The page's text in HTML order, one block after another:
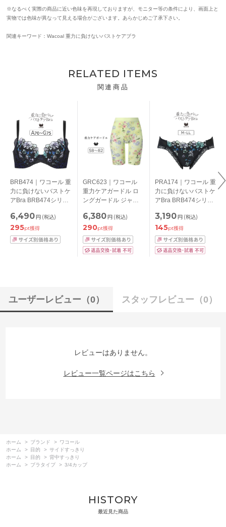
※なるべく実際の商品に近い色味を再現しておりますが、モニター等の条件により、画面上と
実物では色味が異なって見える場合がございます。あらかじめご了承下さい。
関連キーワード：Wacoal 重力に負けないバストケアブラ
RELATED ITEMS
関連商品
BRB474｜ワコール 重
力に負けないバストケ
アBra BRB474シリー
G/65-85
6,490円 (税込)
295pt獲得
GRC623｜ワコール
重力ケアガードル ロ
ングガードル ジャス
58/64/70/76/82
6,380円 (税込)
290pt獲得
PRA174｜ワコール 重
力に負けないバストケ
アBra BRB474シリー
ーツ M-LL
3,190円 (税込)
145pt獲得
ユーザーレビュー （0） スタッフレビュー （0）
レビューはありません。
レビュー一覧ページはこちら
ホーム > ブランド > ワコール
ホーム
> 目的 > サイドすっきり
ホーム
> 目的 > 背中すっきり
ホーム
> ブラタイプ > 3/4カップ
HISTORY
最近見た商品